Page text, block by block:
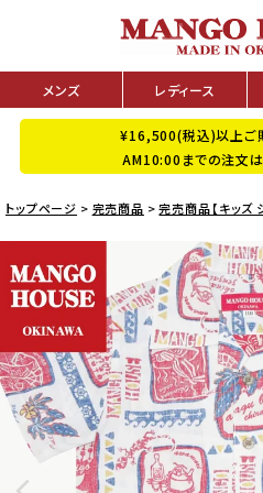
メンズ レディース
¥16,500(税込)以上ご
AM10:00までの注文は
トップページ 完売商品 完売商品【キッズ